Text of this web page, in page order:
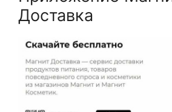
Доставка